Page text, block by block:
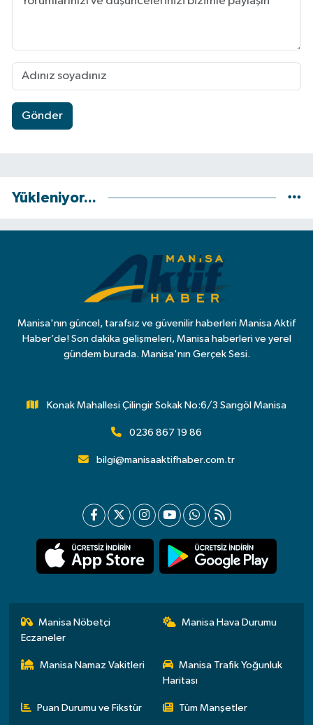
Gönder
Yükleniyor...
Manisa'nın güncel, tarafsız ve güvenilir haberleri Manisa Aktif
Haber’de! Son dakika gelişmeleri, Manisa haberleri ve yerel
gündem burada. Manisa'nın Gerçek Sesi.
Konak Mahallesi Çilingir Sokak No:6/3 Sarıgöl Manisa
0236 867 19 86
bilgi@manisaaktifhaber.com.tr
Manisa Nöbetçi
Eczaneler
Manisa Hava Durumu
Manisa Namaz Vakitleri
Manisa Trafik Yoğunluk
Haritası
Puan Durumu ve Fikstür Tüm Manşetler